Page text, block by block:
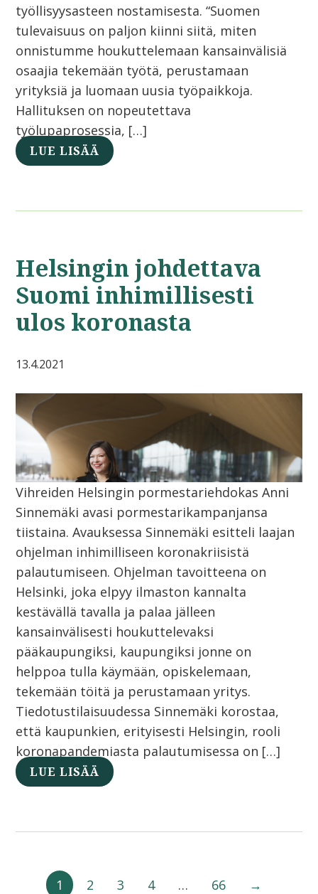
työllisyysasteen nostamisesta. “Suomen
tulevaisuus on paljon kiinni siitä, miten
onnistumme houkuttelemaan kansainvälisiä
osaajia tekemään työtä, perustamaan
yrityksiä ja luomaan uusia työpaikkoja.
Hallituksen on nopeutettava
työlupaprosessia, […]
LUE LISÄÄ
Helsingin johdettava
Suomi inhimillisesti
ulos koronasta
13.4.2021
Vihreiden Helsingin pormestariehdokas Anni
Sinnemäki avasi pormestarikampanjansa
tiistaina. Avauksessa Sinnemäki esitteli laajan
ohjelman inhimilliseen koronakriisistä
palautumiseen. Ohjelman tavoitteena on
Helsinki, joka elpyy ilmaston kannalta
kestävällä tavalla ja palaa jälleen
kansainvälisesti houkuttelevaksi
pääkaupungiksi, kaupungiksi jonne on
helppoa tulla käymään, opiskelemaan,
tekemään töitä ja perustamaan yritys.
Tiedotustilaisuudessa Sinnemäki korostaa,
että kaupunkien, erityisesti Helsingin, rooli
koronapandemiasta palautumisessa on […]
LUE LISÄÄ
1 2 3 4 … 66 →